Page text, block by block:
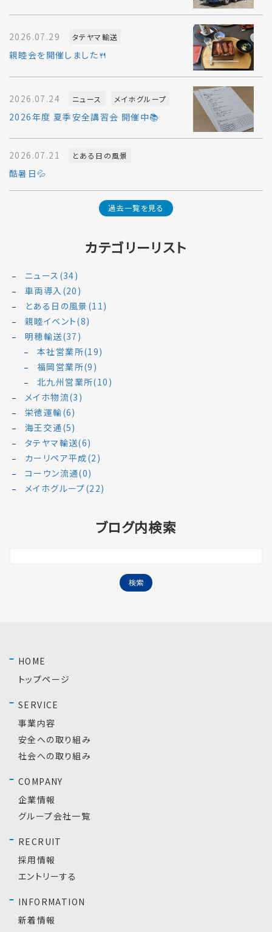
2026.07.29 タテヤマ輸送
親睦会を開催しました🍴
2026.07.24 ニュース メイホグループ
2026年度 夏季安全講習会 開催中📚
2026.07.21 とある日の風景
酷暑日💦
過去一覧を見る
カテゴリーリスト
ニュース(34)
車両導入(20)
とある日の風景(11)
親睦イベント(8)
明穂輸送(37)
本社営業所(19)
福岡営業所(9)
北九州営業所(10)
メイホ物流(3)
栄徳運輸(6)
海王交通(5)
タテヤマ輸送(6)
カーリペア平成(2)
コーウン流通(0)
メイホグループ(22)
ブログ内検索
HOME
トップページ
SERVICE
事業内容
安全への取り組み
社会への取り組み
COMPANY
企業情報
グループ会社一覧
RECRUIT
採用情報
エントリーする
INFORMATION
新着情報